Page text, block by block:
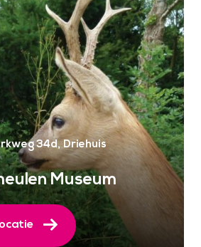
34d Driehuis
Museum